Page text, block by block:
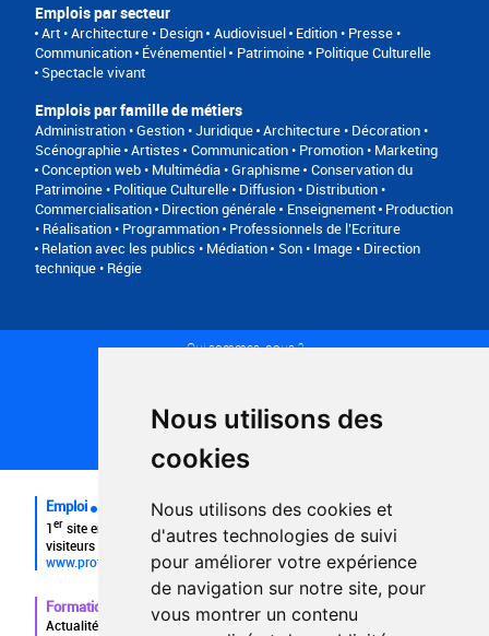
Nous utilisons des
cookies
Nous utilisons des cookies et
d'autres technologies de suivi
pour améliorer votre expérience
de navigation sur notre site, pour
vous montrer un contenu
Emplois par secteur
Art • Architecture • Design Audiovisuel Edition • Presse •
Communication Événementiel
Patrimoine • Politique Culturelle
Spectacle vivant
Emplois par famille de métiers
Administration • Gestion • Juridique Architecture • Décoration •
Scénographie Artistes
Communication • Promotion • Marketing
Conception web • Multimédia • Graphisme Conservation du
Patrimoine • Politique Culturelle Diffusion • Distribution •
Commercialisation Direction générale Enseignement Production
• Réalisation • Programmation Professionnels de l’Ecriture
Relation avec les publics • Médiation
Son • Image • Direction
technique • Régie
Qui sommes-nous ?
Plan du site
FAQ recruteurs
FAQ
Emploi
1er site emploi du secteur culturel 784.000 visites et 230.000
visiteurs uniques par mois.
www.profilculture.com
Formation
Actualités, guide et annuaire des formations aux métiers de la